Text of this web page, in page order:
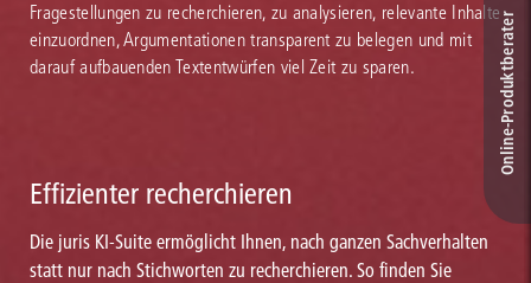
Fragestellungen zu recherchieren, zu analysieren, relevante Inhalte
einzuordnen, Argumentationen transparent zu belegen und mit
darauf aufbauenden Textentwürfen viel Zeit zu sparen.
Effizienter recherchieren
Die juris KI-Suite ermöglicht Ihnen, nach ganzen Sachverhalten
statt nur nach Stichworten zu recherchieren. So finden Sie
Online-Produkt­berater